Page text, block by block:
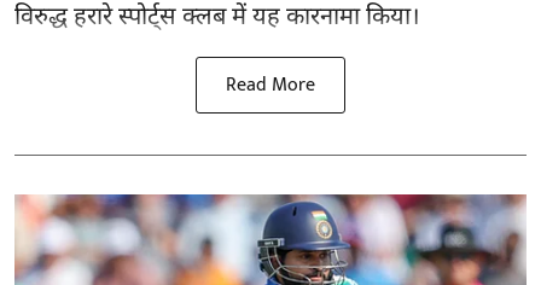
विरुद्ध हरारे स्पोर्ट्स क्लब में यह कारनामा किया।
Read More